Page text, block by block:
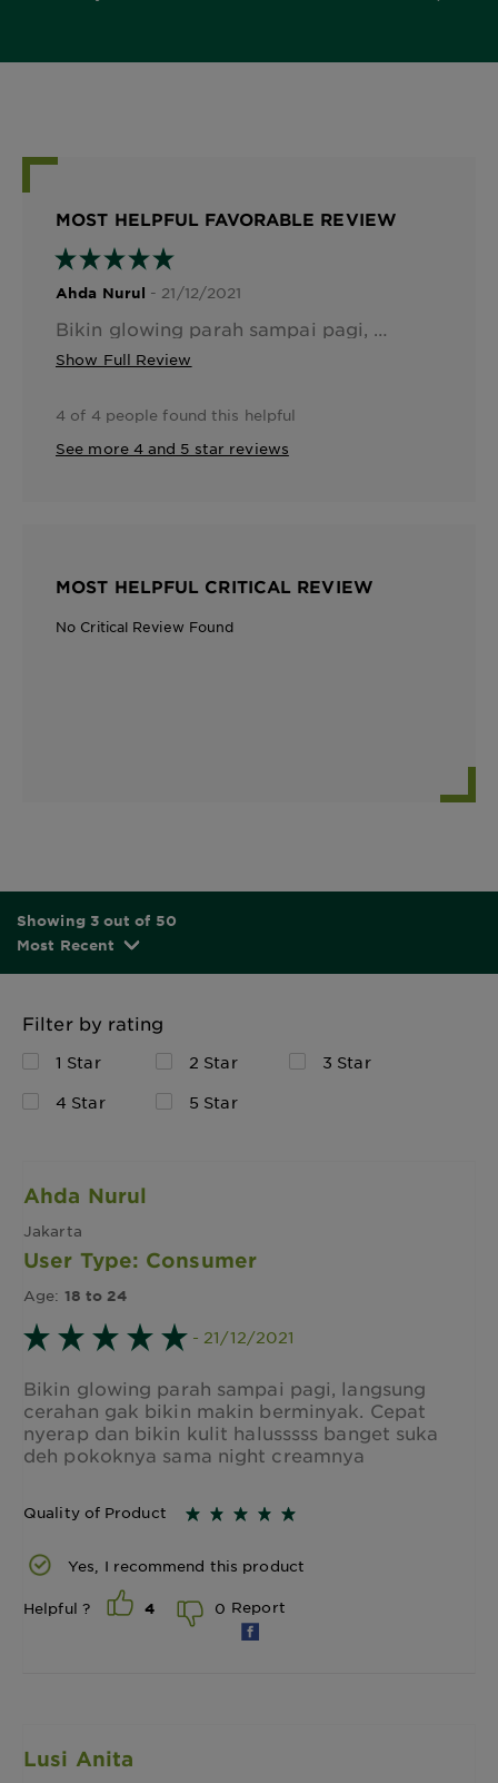
MOST HELPFUL FAVORABLE REVIEW
Ahda Nurul - 21/12/2021
Show Full Review
4 of 4 people found this helpful
See more 4 and 5 star reviews
MOST HELPFUL CRITICAL REVIEW
No Critical Review Found
Showing 3 out of 50
Most Recent
Filter by rating
1 Star 2 Star
3 Star
4 Star
5 Star
Ahda Nurul
Jakarta
User Type: Consumer
Age: 18 to 24
- 21/12/2021
Bikin glowing parah sampai pagi, langsung
cerahan gak bikin makin berminyak. Cepat
nyerap dan bikin kulit halusssss banget suka
deh pokoknya sama night creamnya
Quality of Product
Yes, I recommend this product
Helpful ? 4 0 Report
Lusi Anita